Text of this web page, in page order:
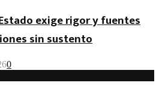
exige rigor y fuentes
sin sustento
0